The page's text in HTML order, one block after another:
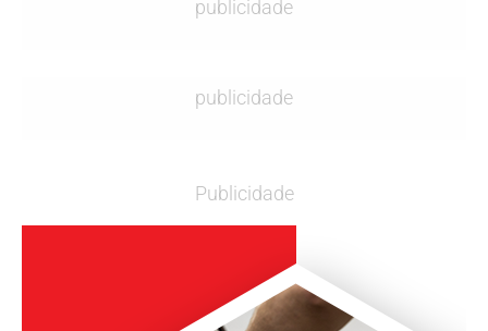
publicidade
publicidade
Publicidade